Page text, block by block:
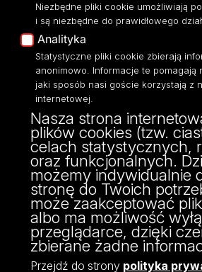
Eksperci UŁ
Polityka Prywatności
Dostępność
ul. Narutowicza 68, 90-136 Łódź
NIP: 724 000 32 43
Adres do doręczeń elektronicznych
AE:PL-74796-17640-IHHIV-17
KONTAKT
Niezbędne pliki cookie umożliwiają
i są niezbędne do prawidłowego
Analityka
Statystyczne pliki cookie zbierają
anonimowo. Informacje te pomagają
jaki sposób nasi goście korzystają z
internetowej.
Nasza strona
plików cookies (tzw.
celach statystycznych,
oraz funkcjonalnych.
możemy indywidualnie
stronę do Twoich
może zaakceptować
albo ma możliwość
przeglądarce, dzięki
zbierane żadne
Przejdź do strony polityka